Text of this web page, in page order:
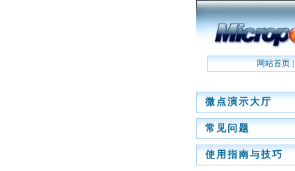
网站首页|
微点演示大厅
常见问题
使用指南与技巧